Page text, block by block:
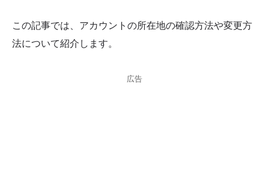
この記事では、アカウントの所在地の確認方法や変更方
法について紹介します。
広告